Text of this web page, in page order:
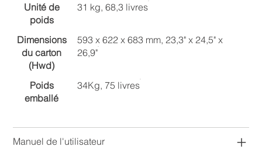
Unité de
poids
31 kg, 68,3 livres
Dimensions
du carton
(Hwd)
593 x 622 x 683 mm, 23,3" x 24,5" x
26,9"
Poids
emballé
34Kg, 75 livres
Manuel de l'utilisateur